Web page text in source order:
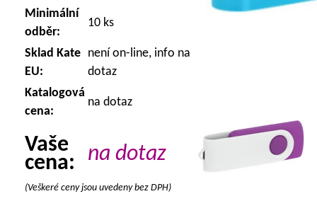
Minimální
odběr:
10 ks
Sklad Kate
EU:
není on-line, info na
dotaz
Katalogová
cena:
na dotaz
Vaše
cena:
na dotaz
(Veškeré ceny jsou uvedeny bez DPH)